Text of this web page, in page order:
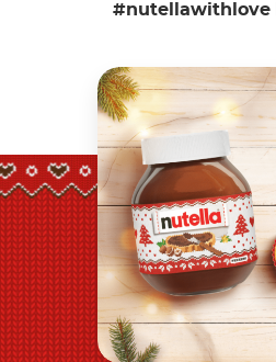
#nutellawithlove